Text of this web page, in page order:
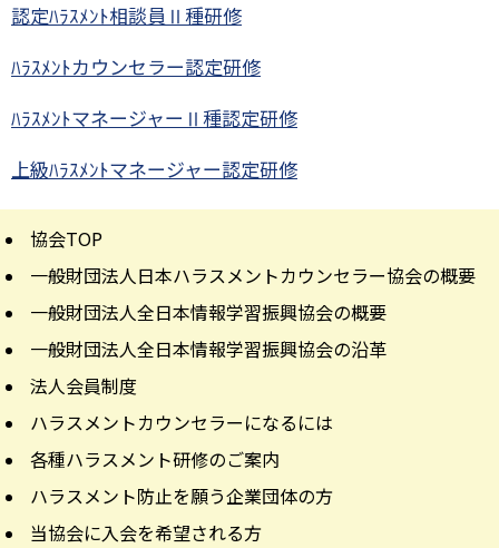
認定ﾊﾗｽﾒﾝﾄ相談員Ⅱ種研修
ﾊﾗｽﾒﾝﾄカウンセラー認定研修
ﾊﾗｽﾒﾝﾄマネージャーⅡ種認定研修
上級ﾊﾗｽﾒﾝﾄマネージャー認定研修
協会TOP
一般財団法人日本ハラスメントカウンセラー協会の概要
一般財団法人全日本情報学習振興協会の概要
一般財団法人全日本情報学習振興協会の沿革
法人会員制度
ハラスメントカウンセラーになるには
各種ハラスメント研修のご案内
ハラスメント防止を願う企業団体の方
当協会に入会を希望される方